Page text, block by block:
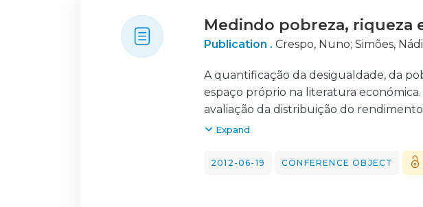
Medindo pobreza, riqueza
Publication . Crespo, Nuno; Simões,
A quantificação da desigualdade, da
espaço próprio na literatura
avaliação da distribuição do
da avaliação empírica da saúde. A
multidimensionalidade do fenómeno.
e desigualdade em saúde ao caso
Expand
2012-06-19 CONFERENCE OBJECT